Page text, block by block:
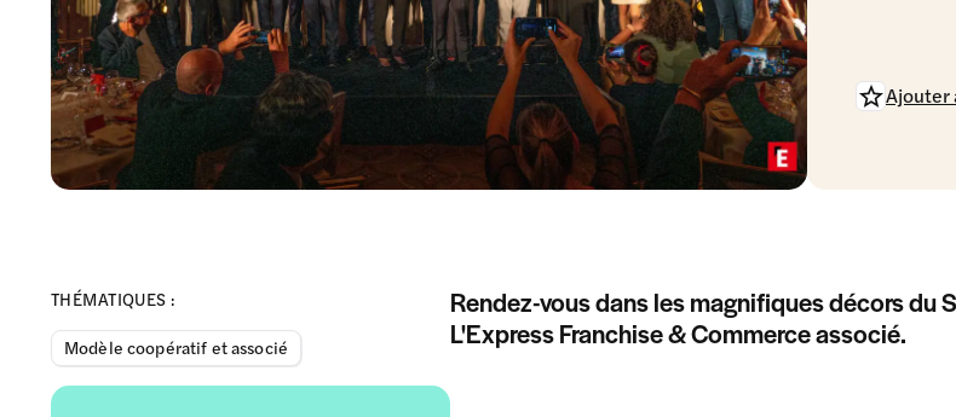
Ajouter
THÉMATIQUES :
Modèle coopératif et associé
Rendez-vous dans les magnifiques décors du
L'Express Franchise & Commerce associé.